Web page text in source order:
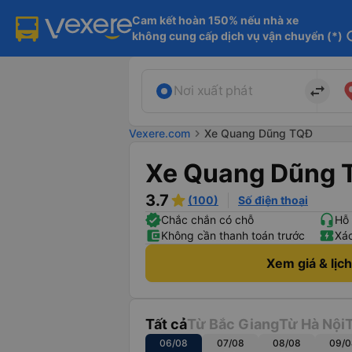
Cam kết hoàn 150% nếu nhà xe
không cung cấp dịch vụ vận chuyển (*)
Nơi xuất phát import_export
Vexere.com chevron_right Xe Quang Dũng TQĐ
Xe Quang Dũng
3.7 (100)
Số điện thoại
Chắc chắn có chỗ
Không cần thanh toán trước
Xem giá &
Tất cảTừ Bắc GiangTừ Hà Nội
06/08 07/08 08/08 09/